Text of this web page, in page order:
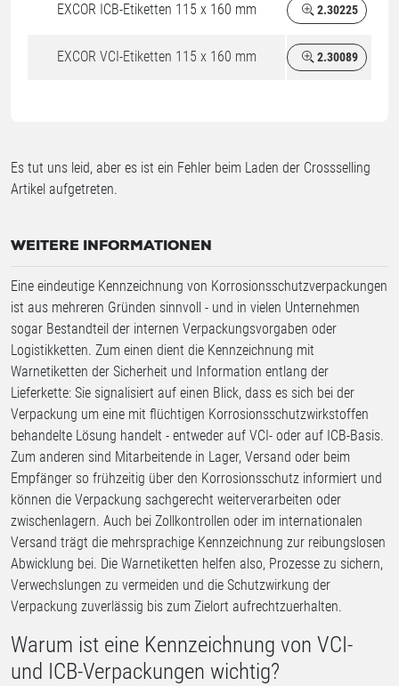
EXCOR ICB-Etiketten 115 x 160 mm 2.30225
EXCOR VCI-Etiketten 115 x 160 mm 2.30089
Es tut uns leid, aber es ist ein Fehler beim Laden der Crossselling
Artikel aufgetreten.
WEITERE INFORMATIONEN
Eine eindeutige Kennzeichnung von Korrosionsschutzverpackungen
ist aus mehreren Gründen sinnvoll - und in vielen Unternehmen
sogar Bestandteil der internen Verpackungsvorgaben oder
Logistikketten. Zum einen dient die Kennzeichnung mit
Warnetiketten der Sicherheit und Information entlang der
Lieferkette: Sie signalisiert auf einen Blick, dass es sich bei der
Verpackung um eine mit flüchtigen Korrosionsschutzwirkstoffen
behandelte Lösung handelt - entweder auf VCI- oder auf ICB-Basis.
Zum anderen sind Mitarbeitende in Lager, Versand oder beim
Empfänger so frühzeitig über den Korrosionsschutz informiert und
können die Verpackung sachgerecht weiterverarbeiten oder
zwischenlagern. Auch bei Zollkontrollen oder im internationalen
Versand trägt die mehrsprachige Kennzeichnung zur reibungslosen
Abwicklung bei. Die Warnetiketten helfen also, Prozesse zu sichern,
Verwechslungen zu vermeiden und die Schutzwirkung der
Verpackung zuverlässig bis zum Zielort aufrechtzuerhalten.
Warum ist eine Kennzeichnung von VCI-
und ICB-Verpackungen wichtig?